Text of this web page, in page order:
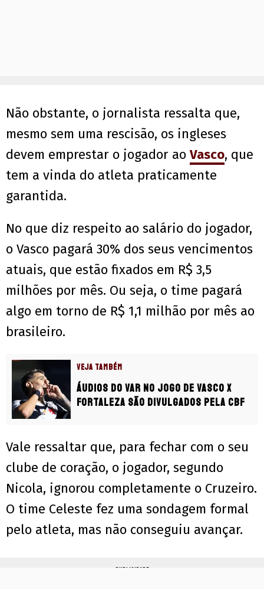
Não obstante, o jornalista ressalta que,
mesmo sem uma rescisão, os ingleses
devem emprestar o jogador aoVasco, que
tem a vinda do atleta praticamente
garantida.
No que diz respeito ao salário do jogador,
o Vasco pagará 30% dos seus vencimentos
atuais, que estão fixados em R$ 3,5
milhões por mês. Ou seja, o time pagará
algo em torno de R$ 1,1 milhão por mês ao
brasileiro.
VEJA TAMBÉM
Áudios do VAR no jogo de Vasco x
Fortaleza são divulgados pela CBF
Vale ressaltar que, para fechar com o seu
clube de coração, o jogador, segundo
Nicola, ignorou completamente o Cruzeiro.
O time Celeste fez uma sondagem formal
pelo atleta, mas não conseguiu avançar.
PUBLICIDADE